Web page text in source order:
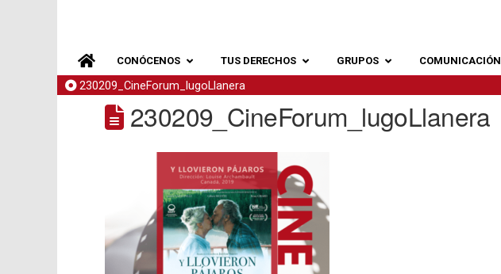
CONÓCENOS TUS DERECHOS GRUPOS COMUNICACIÓN
230209_CineForum_lugoLlanera
230209_CineForum_lugoLlanera